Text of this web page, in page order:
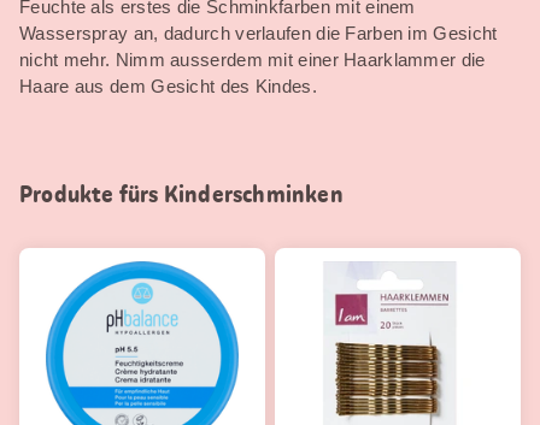
Feuchte als erstes die Schminkfarben mit einem
Wasserspray an, dadurch verlaufen die Farben im Gesicht
nicht mehr. Nimm ausserdem mit einer Haarklammer die
Haare aus dem Gesicht des Kindes.
Produkte fürs Kinderschminken